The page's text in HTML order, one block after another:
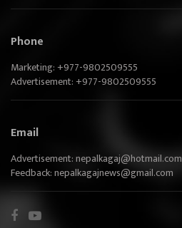
Phone
Marketing: +977-9802509555
Advertisement: +977-9802509555
Email
Advertisement:nepalkagaj@hotmail.com
Feedback:nepalkagajnews@gmail.com